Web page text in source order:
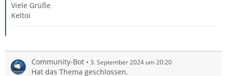
Viele Grüße
Keltoi
Community-Bot 3. September 2024 um 20:20
Hat das Thema geschlossen.